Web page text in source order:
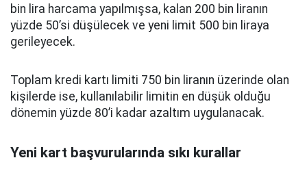
bin lira harcama yapılmışsa, kalan 200 bin liranın
yüzde 50’si düşülecek ve yeni limit 500 bin liraya
gerileyecek.
Toplam kredi kartı limiti 750 bin liranın üzerinde olan
kişilerde ise, kullanılabilir limitin en düşük olduğu
dönemin yüzde 80’i kadar azaltım uygulanacak.
Yeni kart başvurularında sıkı kurallar